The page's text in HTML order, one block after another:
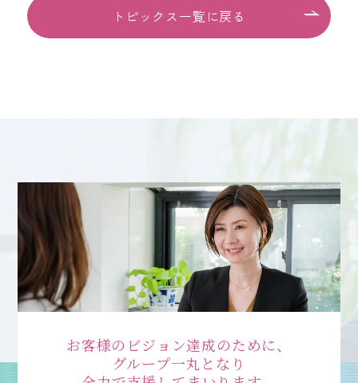
受付時間：8:30-17:30 / 定休日：土・日・祝日
092-406-6736
トピックス一覧に戻る
お客様のビジョン達成のために、
グループ一丸となり